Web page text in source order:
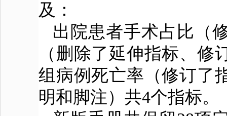
及：
出院患者手术占比（
（删除了延伸指标、
组病例死亡率（修订了
明和脚注）共4个指标。